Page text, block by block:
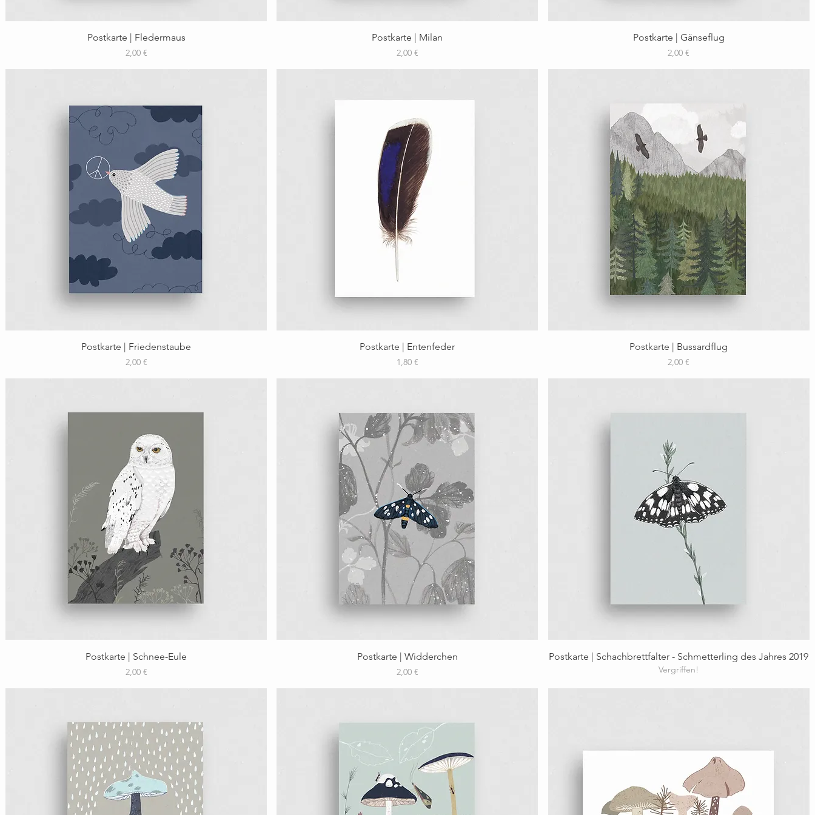
Schnellansicht
Postkarte | Fledermaus
Preis
2,00 €
Schnellansicht
Postkarte | Milan
Preis
2,00 €
Schnellansicht
Postkarte | Gänseflug
Preis
2,00 €
Schnellansicht
Postkarte | Friedenstaube
Preis
2,00 €
Schnellansicht
Postkarte | Entenfeder
Preis
1,80 €
Schnellansicht
Postkarte | Bussardflug
Preis
2,00 €
Schnellansicht
Postkarte | Schnee-Eule
Preis
2,00 €
Schnellansicht
Postkarte | Widderchen
Preis
2,00 €
Schnellansicht
Postkarte | Schachbrettfalter - Schmetterling des Jahres 2019
Vergriffen!